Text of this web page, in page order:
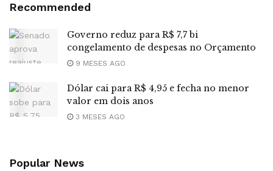
Recommended
Governo reduz para R$ 7,7 bi
congelamento de despesas no Orçamento
9 MESES AGO
Dólar cai para R$ 4,95 e fecha no menor
valor em dois anos
3 MESES AGO
Popular News